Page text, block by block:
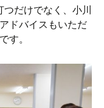
だけでなく、小川
ドバイスもいただ
す。